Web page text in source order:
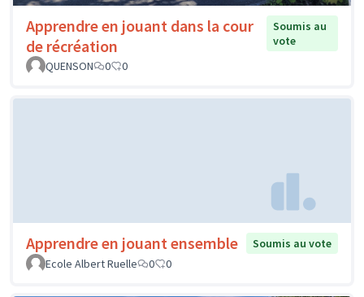
Apprendre en jouant dans la cour
de récréation
Soumis au
vote
QUENSON
0 0
Apprendre en jouant ensemble
Soumis au vote
Ecole Albert Ruelle
0 0